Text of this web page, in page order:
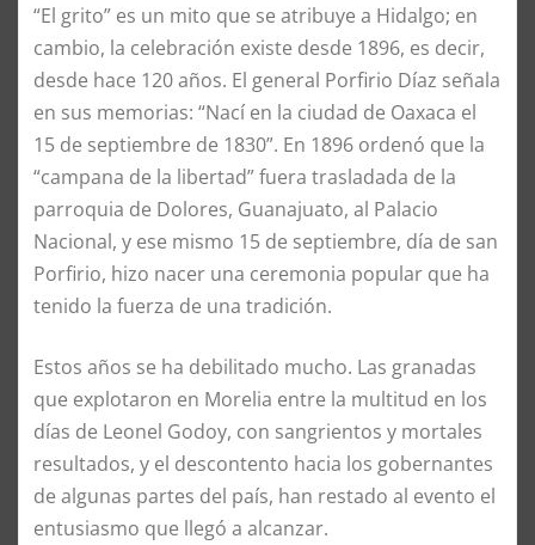
“El grito” es un mito que se atribuye a Hidalgo; en
cambio, la celebración existe desde 1896, es decir,
desde hace 120 años. El general Porfirio Díaz señala
en sus memorias: “Nací en la ciudad de Oaxaca el
15 de septiembre de 1830”. En 1896 ordenó que la
“campana de la libertad” fuera trasladada de la
parroquia de Dolores, Guanajuato, al Palacio
Nacional, y ese mismo 15 de septiembre, día de san
Porfirio, hizo nacer una ceremonia popular que ha
tenido la fuerza de una tradición.
Estos años se ha debilitado mucho. Las granadas
que explotaron en Morelia entre la multitud en los
días de Leonel Godoy, con sangrientos y mortales
resultados, y el descontento hacia los gobernantes
de algunas partes del país, han restado al evento el
entusiasmo que llegó a alcanzar.